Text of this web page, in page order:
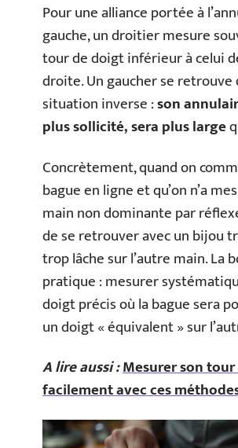
Pour une alliance portée à
gauche, un droitier mesure
tour de doigt inférieur à celui
droite. Un gaucher se retrouve
situation inverse :son
plus sollicité, sera plus large
Concrètement, quand on
bague en ligne et qu’on n’a
main non dominante par
de se retrouver avec un bijou
trop lâche sur l’autre main. La
pratique : mesurer
doigt précis où la bague sera
un doigt « équivalent » sur
A lire aussi :Mesurer son
facilement avec ces